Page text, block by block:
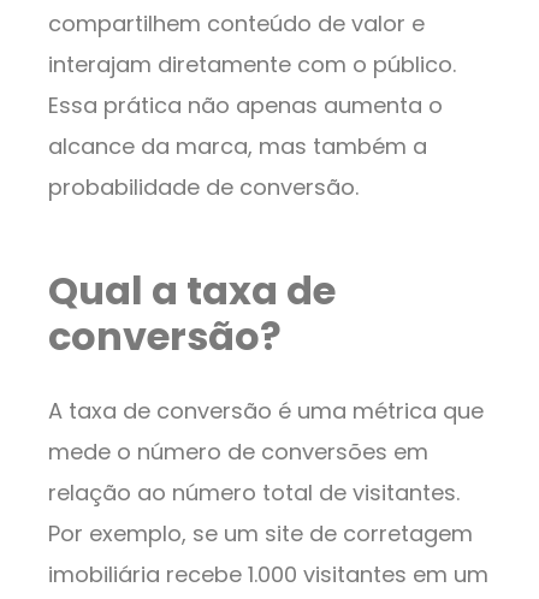
compartilhem conteúdo de valor e
interajam diretamente com o público.
Essa prática não apenas aumenta o
alcance da marca, mas também a
probabilidade de conversão.
Qual a taxa de
conversão?
A taxa de conversão é uma métrica que
mede o número de conversões em
relação ao número total de visitantes.
Por exemplo, se um site de corretagem
imobiliária recebe 1.000 visitantes em um